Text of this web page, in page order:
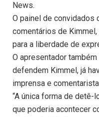
News.
O painel de convidados
comentários de
para a liberdade de
O apresentador
defendem Kimmel, já
imprensa e
“A única forma de
que poderia acontecer